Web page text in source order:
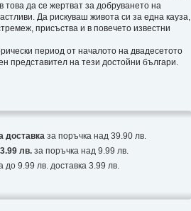
да се жертват за добруването на
Да рискуваш живота си за една кауза,
присъства и в повечето известни
период от началото на двадесетото
представител на тези достойни българи.
доставка за поръчка над 39.90 лв.
лв. за поръчка над 9.99 лв.
до 9.99 лв. доставка 3.99 лв.